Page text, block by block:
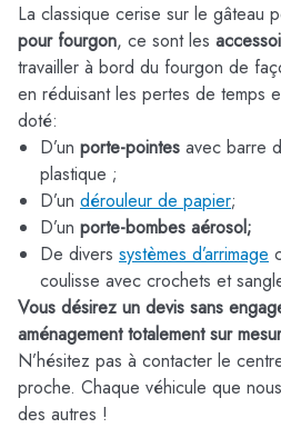
La classique cerise sur le gâteau
pour fourgon, ce sont les
travailler à bord du fourgon de
en réduisant les pertes de temps
doté:
D’un porte-pointes avec barre
plastique ;
D’un dérouleur de papier;
D’un porte-bombes aérosol;
De divers systèmes d’arrimage
coulisse avec crochets et
Vous désirez un devis sans
aménagement totalement sur
N’hésitez pas à contacter le
proche. Chaque véhicule que
des autres !